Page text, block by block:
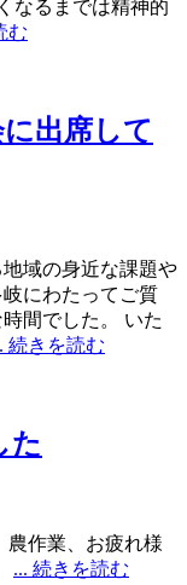
なるまでは精神的
む
出席して
域の身近な課題や
にわたってご質
間でした。 いた
続きを読む
た
農作業、お疲れ様
... 続きを読む